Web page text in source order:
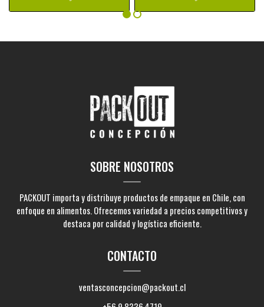
SOBRE NOSOTROS
PACKOUT importa y distribuye productos de empaque en Chile, con
enfoque en alimentos. Ofrecemos variedad a precios competitivos y
destaca por calidad y logística eficiente.
CONTACTO
ventasconcepcion@packout.cl